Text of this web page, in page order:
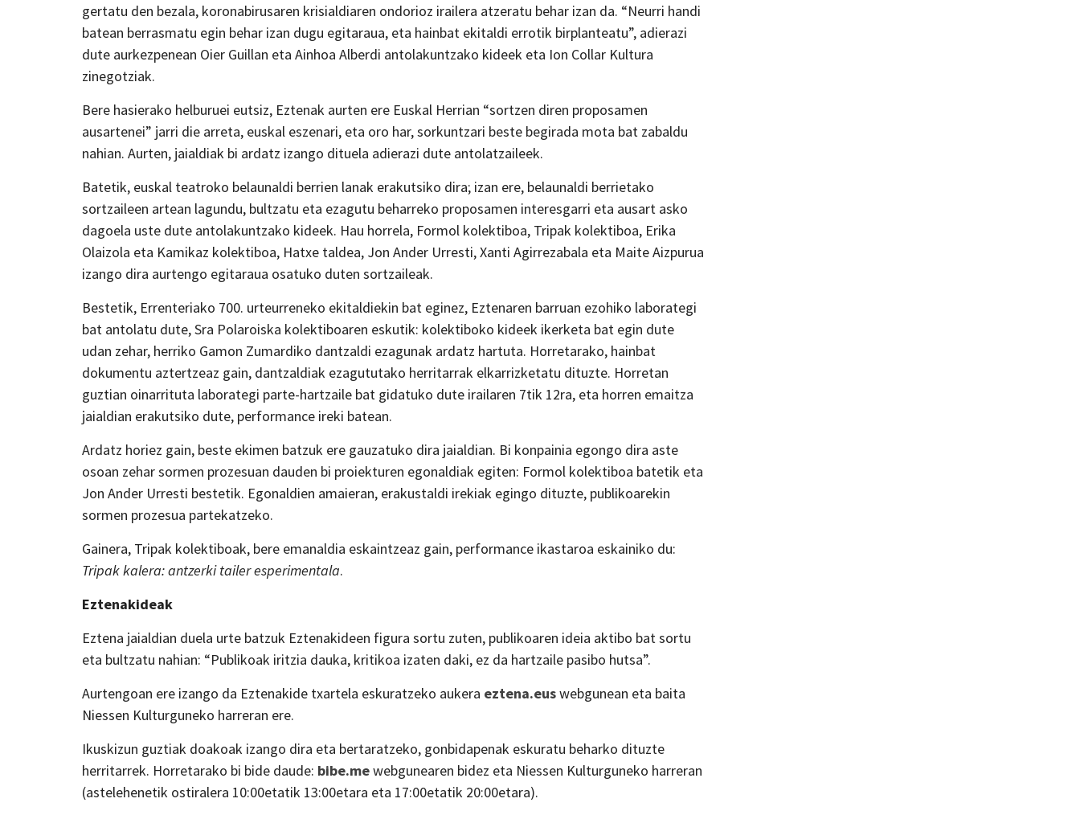
gertatu den bezala, koronabirusaren krisialdiaren ondorioz irailera atzeratu behar izan da. “Neurri handi
batean berrasmatu egin behar izan dugu egitaraua, eta hainbat ekitaldi errotik birplanteatu”, adierazi
dute aurkezpenean Oier Guillan eta Ainhoa Alberdi antolakuntzako kideek eta Ion Collar Kultura
zinegotziak.
Bere hasierako helburuei eutsiz, Eztenak aurten ere Euskal Herrian “sortzen diren proposamen
ausartenei” jarri die arreta, euskal eszenari, eta oro har, sorkuntzari beste begirada mota bat zabaldu
nahian. Aurten, jaialdiak bi ardatz izango dituela adierazi dute antolatzaileek.
Batetik, euskal teatroko belaunaldi berrien lanak erakutsiko dira; izan ere, belaunaldi berrietako
sortzaileen artean lagundu, bultzatu eta ezagutu beharreko proposamen interesgarri eta ausart asko
dagoela uste dute antolakuntzako kideek. Hau horrela, Formol kolektiboa, Tripak kolektiboa, Erika
Olaizola eta Kamikaz kolektiboa, Hatxe taldea, Jon Ander Urresti, Xanti Agirrezabala eta Maite Aizpurua
izango dira aurtengo egitaraua osatuko duten sortzaileak.
Bestetik, Errenteriako 700. urteurreneko ekitaldiekin bat eginez, Eztenaren barruan ezohiko laborategi
bat antolatu dute, Sra Polaroiska kolektiboaren eskutik: kolektiboko kideek ikerketa bat egin dute
udan zehar, herriko Gamon Zumardiko dantzaldi ezagunak ardatz hartuta. Horretarako, hainbat
dokumentu aztertzeaz gain, dantzaldiak ezagututako herritarrak elkarrizketatu dituzte. Horretan
guztian oinarrituta laborategi parte-hartzaile bat gidatuko dute irailaren 7tik 12ra, eta horren emaitza
jaialdian erakutsiko dute, performance ireki batean.
Ardatz horiez gain, beste ekimen batzuk ere gauzatuko dira jaialdian. Bi konpainia egongo dira aste
osoan zehar sormen prozesuan dauden bi proiekturen egonaldiak egiten: Formol kolektiboa batetik eta
Jon Ander Urresti bestetik. Egonaldien amaieran, erakustaldi irekiak egingo dituzte, publikoarekin
sormen prozesua partekatzeko.
Gainera, Tripak kolektiboak, bere emanaldia eskaintzeaz gain, performance ikastaroa eskainiko du:
Tripak kalera: antzerki tailer esperimentala.
Eztenakideak
Eztena jaialdian duela urte batzuk Eztenakideen figura sortu zuten, publikoaren ideia aktibo bat sortu
eta bultzatu nahian: “Publikoak iritzia dauka, kritikoa izaten daki, ez da hartzaile pasibo hutsa”.
Aurtengoan ere izango da Eztenakide txartela eskuratzeko aukera eztena.euswebgunean eta baita
Niessen Kulturguneko harreran ere.
Ikuskizun guztiak doakoak izango dira eta bertaratzeko, gonbidapenak eskuratu beharko dituzte
herritarrek. Horretarako bi bide daude: bibe.mewebgunearen bidez eta Niessen Kulturguneko harreran
(astelehenetik ostiralera 10:00etatik 13:00etara eta 17:00etatik 20:00etara).